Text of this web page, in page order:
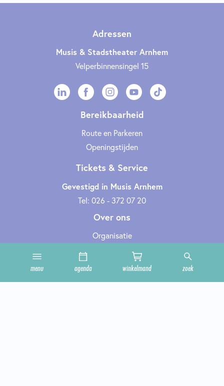
menu agenda winkelmand zoek
Adressen
Musis & Stadstheater Arnhem
Velperbinnensingel 15
Bereikbaarheid
Route en Parkeren
Openingstijden
Tickets & Service
Gevestigd in Musis Arnhem
Tel: 026 - 372 07 20
Over ons
Organisatie
Cultuurclub